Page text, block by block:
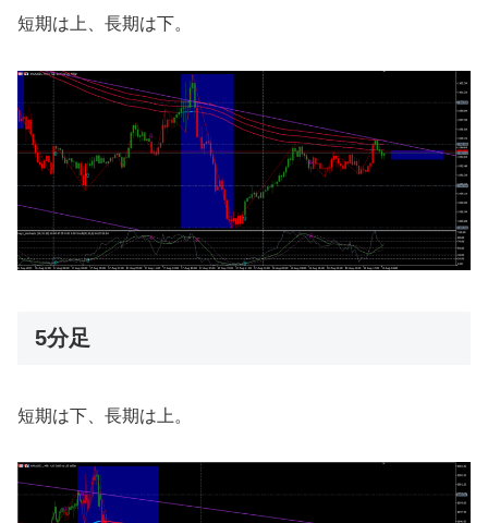
短期は上、長期は下。
5分足
短期は下、長期は上。